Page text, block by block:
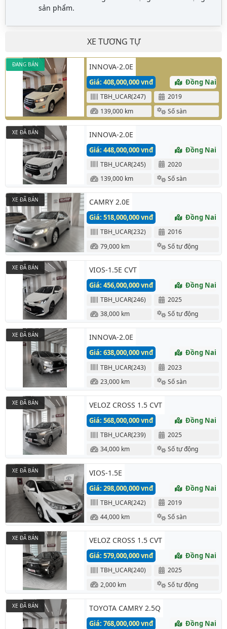
sản phẩm.
XE TƯƠNG TỰ
INNOVA-2.0E
Giá: 408,000,000 vnđ Đồng Nai
TBH_UCAR(247)
2019
139,000 km
Số sàn
ĐANG BÁN
INNOVA-2.0E
Giá: 448,000,000 vnđ Đồng Nai
TBH_UCAR(245)
2020
139,000 km
Số sàn
XE ĐÃ BÁN
CAMRY 2.0E
Giá: 518,000,000 vnđ Đồng Nai
TBH_UCAR(232)
2016
79,000 km
Số tự động
XE ĐÃ BÁN
VIOS-1.5E CVT
Giá: 456,000,000 vnđ Đồng Nai
TBH_UCAR(246)
2025
38,000 km
Số tự động
XE ĐÃ BÁN
INNOVA-2.0E
Giá: 638,000,000 vnđ Đồng Nai
TBH_UCAR(243)
2023
23,000 km
Số sàn
XE ĐÃ BÁN
VELOZ CROSS 1.5 CVT
Giá: 568,000,000 vnđ Đồng Nai
TBH_UCAR(239)
2025
34,000 km
Số tự động
XE ĐÃ BÁN
VIOS-1.5E
Giá: 298,000,000 vnđ Đồng Nai
TBH_UCAR(242)
2019
44,000 km
Số sàn
XE ĐÃ BÁN
VELOZ CROSS 1.5 CVT
Giá: 579,000,000 vnđ Đồng Nai
TBH_UCAR(240)
2025
2,000 km
Số tự động
XE ĐÃ BÁN
TOYOTA CAMRY 2.5Q
Giá: 768,000,000 vnđ Đồng Nai
XE ĐÃ BÁN